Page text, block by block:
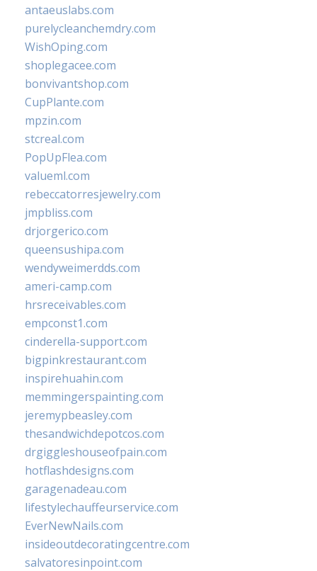
antaeuslabs.com
purelycleanchemdry.com
WishOping.com
shoplegacee.com
bonvivantshop.com
CupPlante.com
mpzin.com
stcreal.com
PopUpFlea.com
valueml.com
rebeccatorresjewelry.com
jmpbliss.com
drjorgerico.com
queensushipa.com
wendyweimerdds.com
ameri-camp.com
hrsreceivables.com
empconst1.com
cinderella-support.com
bigpinkrestaurant.com
inspirehuahin.com
memmingerspainting.com
jeremypbeasley.com
thesandwichdepotcos.com
drgiggleshouseofpain.com
hotflashdesigns.com
garagenadeau.com
lifestylechauffeurservice.com
EverNewNails.com
insideoutdecoratingcentre.com
salvatoresinpoint.com